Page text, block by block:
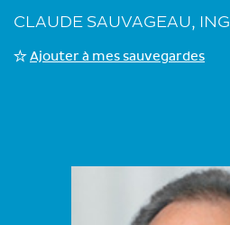
CLAUDE SAUVAGEAU, ING
Ajouter à mes sauvegardes